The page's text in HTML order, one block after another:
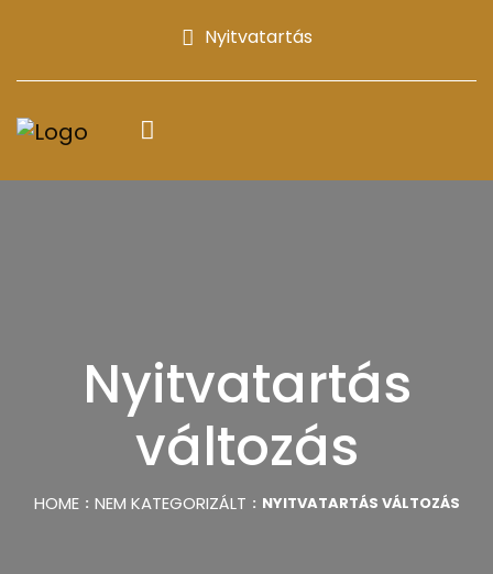
Nyitvatartás
Nyitvatartás
változás
HOME NEM KATEGORIZÁLT NYITVATARTÁS VÁLTOZÁS